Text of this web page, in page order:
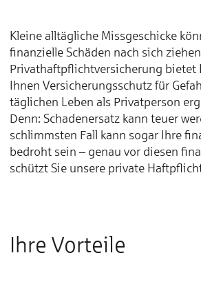
Kleine alltägliche Missgeschicke
finanzielle Schäden nach sich
Privathaftpflichtversicherung bietet
Ihnen Versicherungsschutz für
täglichen Leben als Privatperson
Denn: Schadenersatz kann teuer
schlimmsten Fall kann sogar Ihre
bedroht sein – genau vor diesen
schützt Sie unsere private
Ihre Vorteile